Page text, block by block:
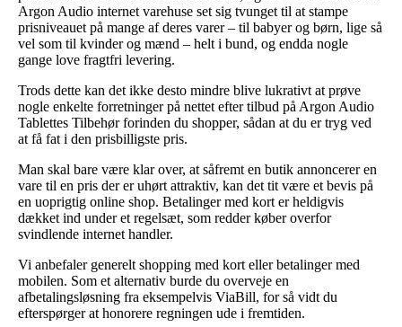
Argon Audio internet varehuse set sig tvunget til at stampe
prisniveauet på mange af deres varer – til babyer og børn, lige så
vel som til kvinder og mænd – helt i bund, og endda nogle
gange love fragtfri levering.
Trods dette kan det ikke desto mindre blive lukrativt at prøve
nogle enkelte forretninger på nettet efter tilbud på Argon Audio
Tablettes Tilbehør forinden du shopper, sådan at du er tryg ved
at få fat i den prisbilligste pris.
Man skal bare være klar over, at såfremt en butik annoncerer en
vare til en pris der er uhørt attraktiv, kan det tit være et bevis på
en uoprigtig online shop. Betalinger med kort er heldigvis
dækket ind under et regelsæt, som redder køber overfor
svindlende internet handler.
Vi anbefaler generelt shopping med kort eller betalinger med
mobilen. Som et alternativ burde du overveje en
afbetalingsløsning fra eksempelvis ViaBill, for så vidt du
efterspørger at honorere regningen ude i fremtiden.